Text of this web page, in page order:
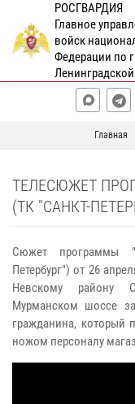
РОСГВАРДИЯ
Главное
войск
Федерации по
Главная
ТЕЛЕСЮЖЕТ
(ТК "САНКТ-
Сюжет программы
Петербург") от 26
Невскому району
Мурманском шоссе
гражданина, который
ножом персоналу